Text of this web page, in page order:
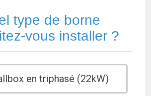
type de borne
vous installer ?
en triphasé (22kW)